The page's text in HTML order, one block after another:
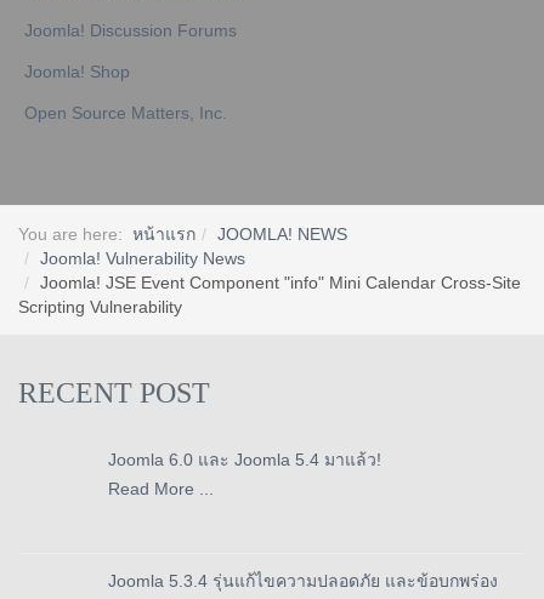
Joomla! Discussion Forums
Joomla! Shop
Open Source Matters, Inc.
You are here: หน้าแรก
JOOMLA! NEWS
Joomla! Vulnerability News
Joomla! JSE Event Component "info" Mini Calendar Cross-Site
Scripting Vulnerability
RECENT POST
Joomla 6.0 และ Joomla 5.4 มาแล้ว!
Read More ...
Joomla 5.3.4 รุ่นแก้ไขความปลอดภัย และข้อบกพร่อง